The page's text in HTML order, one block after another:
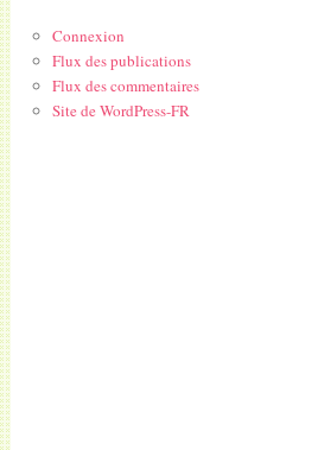
Connexion
Flux des publications
Flux des commentaires
Site de WordPress-FR